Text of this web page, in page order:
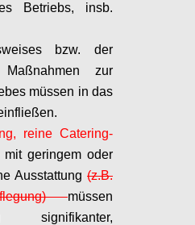
Betriebs, insb.
bzw. der
Maßnahmen zur
müssen in das
reine Catering-
mit geringem oder
Ausstattung (z.B.
müssen